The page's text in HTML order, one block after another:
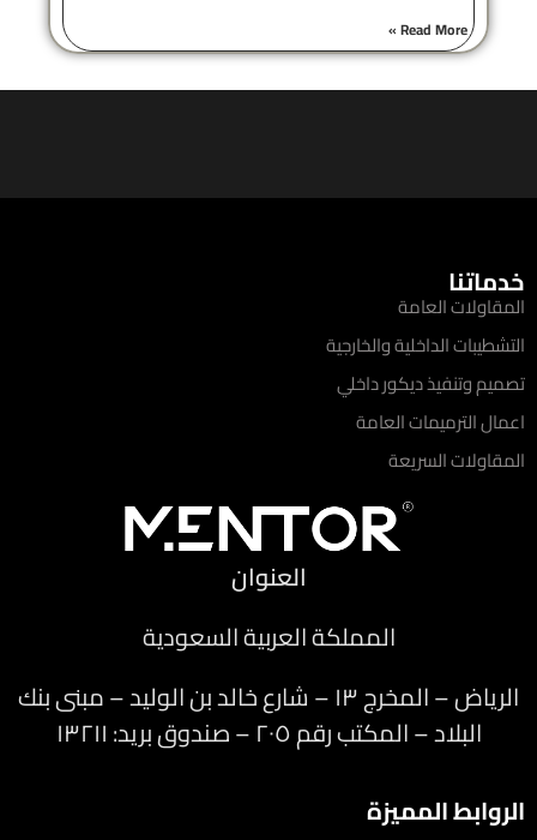
Read More »
خدماتنا
المقاولات العامة
التشطيبات الداخلية والخارجية
تصميم وتنفيذ ديكور داخلي
اعمال الترميمات العامة
المقاولات السريعة
العنوان
المملكة العربية السعودية
الرياض – المخرج ١٣ – شارع خالد بن الوليد – مبنى بنك
البلاد – المكتب رقم ٢٠٥ – صندوق بريد: ١٣٢١١
الروابط المميزة